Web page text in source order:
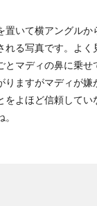
置いて横アングル
れる写真です。よく
とマディの鼻に乗
りますがマディが嫌
をよほど信頼して